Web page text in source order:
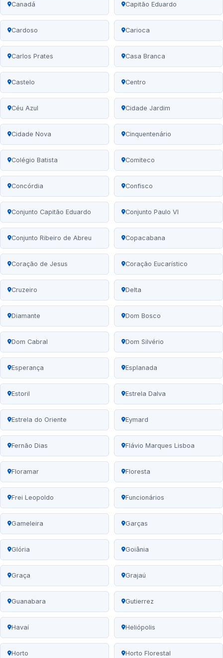
Canadá Capitão Eduardo
Cardoso Carioca
Carlos Prates Casa Branca
Castelo Centro
Céu Azul Cidade Jardim
Cidade Nova Cinquentenário
Colégio Batista Comiteco
Concórdia Confisco
Conjunto Capitão Eduardo Conjunto Paulo VI
Conjunto Ribeiro de Abreu Copacabana
Coração de Jesus Coração Eucarístico
Cruzeiro Delta
Diamante Dom Bosco
Dom Cabral Dom Silvério
Esperança Esplanada
Estoril Estrela Dalva
Estrela do Oriente Eymard
Fernão Dias Flávio Marques Lisboa
Floramar Floresta
Frei Leopoldo Funcionários
Gameleira Garças
Glória Goiânia
Graça Grajaú
Guanabara Gutierrez
Havaí Heliópolis
Horto Horto Florestal